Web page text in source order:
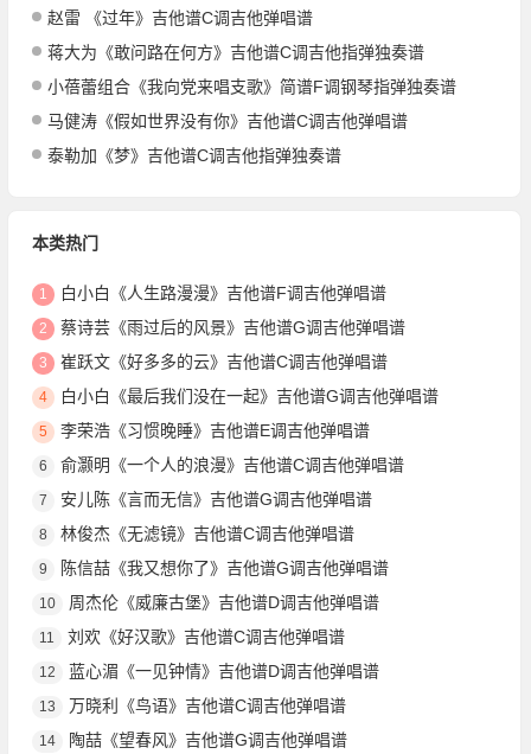
赵雷 《过年》吉他谱C调吉他弹唱谱
蒋大为《敢问路在何方》吉他谱C调吉他指弹独奏谱
小蓓蕾组合《我向党来唱支歌》简谱F调钢琴指弹独奏谱
马健涛《假如世界没有你》吉他谱C调吉他弹唱谱
泰勒加《梦》吉他谱C调吉他指弹独奏谱
本类热门
1 白小白《人生路漫漫》吉他谱F调吉他弹唱谱
2 蔡诗芸《雨过后的风景》吉他谱G调吉他弹唱谱
3 崔跃文《好多多的云》吉他谱C调吉他弹唱谱
4 白小白《最后我们没在一起》吉他谱G调吉他弹唱谱
5 李荣浩《习惯晚睡》吉他谱E调吉他弹唱谱
6 俞灏明《一个人的浪漫》吉他谱C调吉他弹唱谱
7 安儿陈《言而无信》吉他谱G调吉他弹唱谱
8 林俊杰《无滤镜》吉他谱C调吉他弹唱谱
9 陈信喆《我又想你了》吉他谱G调吉他弹唱谱
10 周杰伦《威廉古堡》吉他谱D调吉他弹唱谱
11 刘欢《好汉歌》吉他谱C调吉他弹唱谱
12 蓝心湄《一见钟情》吉他谱D调吉他弹唱谱
13 万晓利《鸟语》吉他谱C调吉他弹唱谱
14 陶喆《望春风》吉他谱G调吉他弹唱谱